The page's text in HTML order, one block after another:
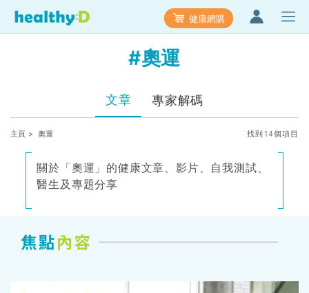
健康網購
#奧運
文章 專家解碼
主頁 > 奧運 找到14個項目
關於「奧運」的健康文章、影片、自我測試、
醫生及專題分享